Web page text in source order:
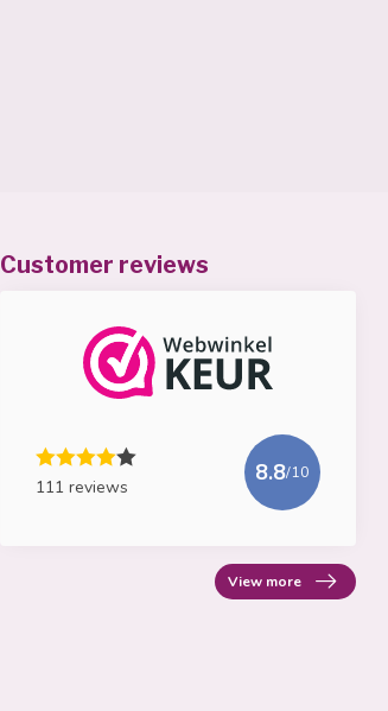
Customer reviews
111 reviews
8.8/10
View more